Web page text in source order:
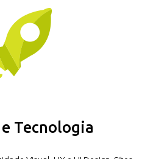
Tecnologia